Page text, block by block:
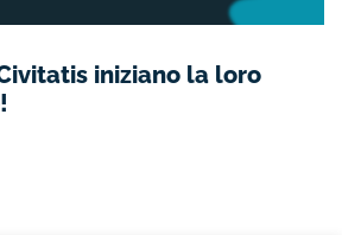
iniziano la loro